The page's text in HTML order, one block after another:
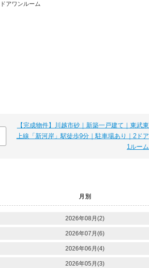
アワンルーム
【完成物件】川越市砂｜新築一戸建て｜東武東
上線「新河岸」駅徒歩9分｜駐車場あり｜2ドア
1ルーム
月別
2026年08月(2)
2026年07月(6)
2026年06月(4)
2026年05月(3)